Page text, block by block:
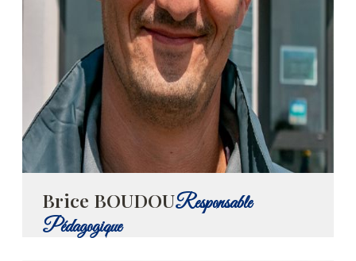
Brice BOUDOUResponsable
Pédagogique